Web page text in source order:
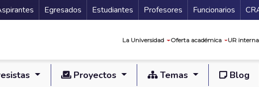
Secundario
Egresados Estudiantes Profesores Funcionarios
La Universidad Oferta académica UR
Proyectos Temas Blog
PL S 195/19 C 501/